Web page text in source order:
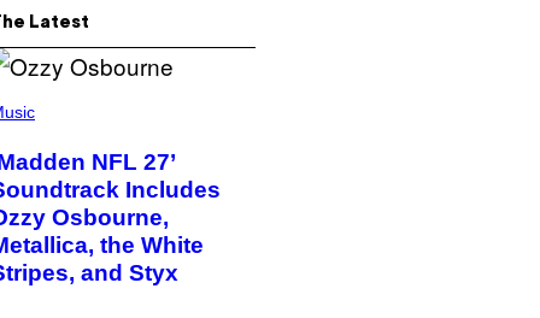
Latest
NFL 27’
Includes
Osbourne,
the White
and Styx